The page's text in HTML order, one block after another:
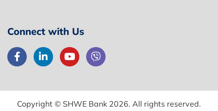
Connect with Us
Copyright © SHWE Bank 2026. All rights reserved.